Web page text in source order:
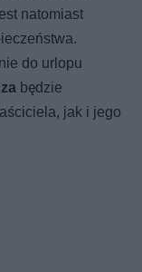
natomiast
do urlopu
będzie
jak i jego